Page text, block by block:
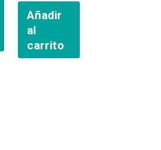
Añadir
al
carrito